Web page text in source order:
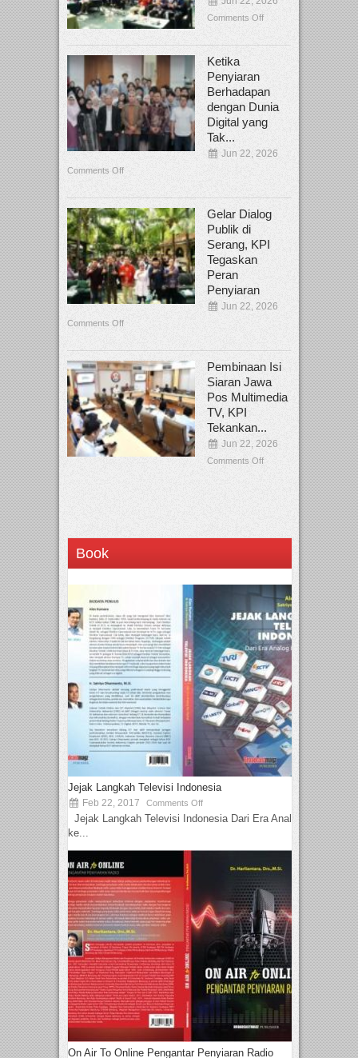
Comments Off
Ketika
Penyiaran
Berhadapan
dengan Dunia
Digital yang
Tak...
Jun 22, 2026
Comments Off
Gelar Dialog
Publik di
Serang, KPI
Tegaskan
Peran
Penyiaran
Jun 22, 2026
Comments Off
Pembinaan Isi
Siaran Jawa
Pos Multimedia
TV, KPI
Tekankan...
Jun 22, 2026
Comments Off
Book
Jejak Langkah Televisi Indonesia
Feb 22, 2017 Comments Off
Jejak Langkah Televisi Indonesia Dari Era Analog
ke...
On Air To Online Pengantar Penyiaran Radio